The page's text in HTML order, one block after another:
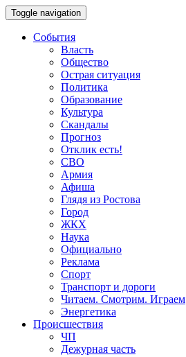
Toggle navigation
События
Власть
Общество
Острая ситуация
Политика
Образование
Культура
Скандалы
Прогноз
Отклик есть!
СВО
Армия
Афиша
Глядя из Ростова
Город
ЖКХ
Наука
Официально
Реклама
Спорт
Транспорт и дороги
Читаем. Смотрим. Играем
Энергетика
Происшествия
ЧП
Дежурная часть